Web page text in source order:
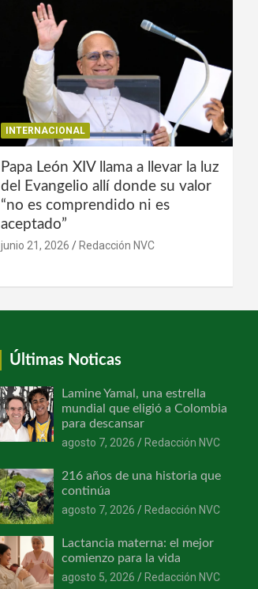
INTERNACIONAL
Papa León XIV llama a llevar la luz
del Evangelio allí donde su valor
“no es comprendido ni es
aceptado”
junio 21, 2026 Redacción NVC
Últimas Noticas
Lamine Yamal, una estrella
mundial que eligió a Colombia
para descansar
agosto 7, 2026
Redacción NVC
216 años de una historia que
continúa
agosto 7, 2026
Redacción NVC
Lactancia materna: el mejor
comienzo para la vida
agosto 5, 2026
Redacción NVC